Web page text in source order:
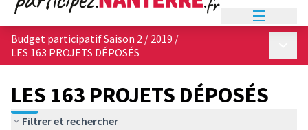
Budget participatif Saison 2 / 2019 /
LES 163 PROJETS DÉPOSÉS
LES 163 PROJETS DÉPOSÉS
Filtrer et rechercher